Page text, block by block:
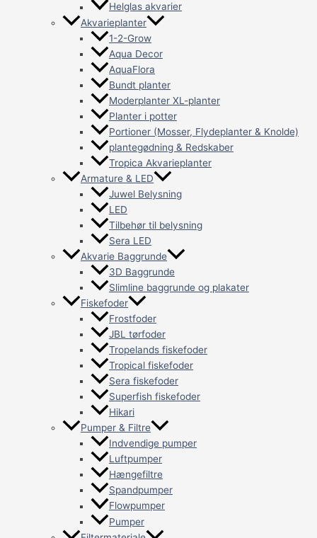
Helglas akvarier
Akvarieplanter
1-2-Grow
Aqua Decor
AquaFlora
Bundt planter
Moderplanter XL-planter
Planter i potter
Portioner (Mosser, Flydeplanter & Knolde)
plantegødning & Redskaber
Tropica Akvarieplanter
Armature & LED
Juwel Belysning
LED
Tilbehør til belysning
Sera LED
Akvarie Baggrunde
3D Baggrunde
Slimline baggrunde og plakater
Fiskefoder
Frostfoder
JBL tørfoder
Tropelands fiskefoder
Tropical fiskefoder
Sera fiskefoder
Superfish fiskefoder
Hikari
Pumper & Filtre
Indvendige pumper
Luftpumper
Hængefiltre
Spandpumper
Flowpumper
Pumper